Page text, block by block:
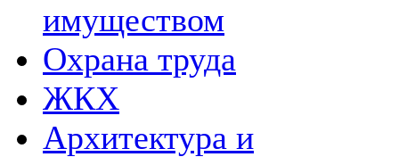
имуществом
Охрана труда
ЖКХ
Архитектура и